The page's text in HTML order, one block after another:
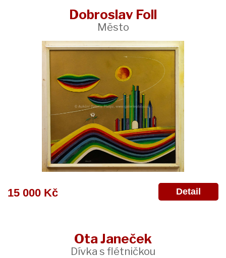
Dobroslav Foll
Město
15 000 Kč Detail
Ota Janeček
Dívka s flétničkou